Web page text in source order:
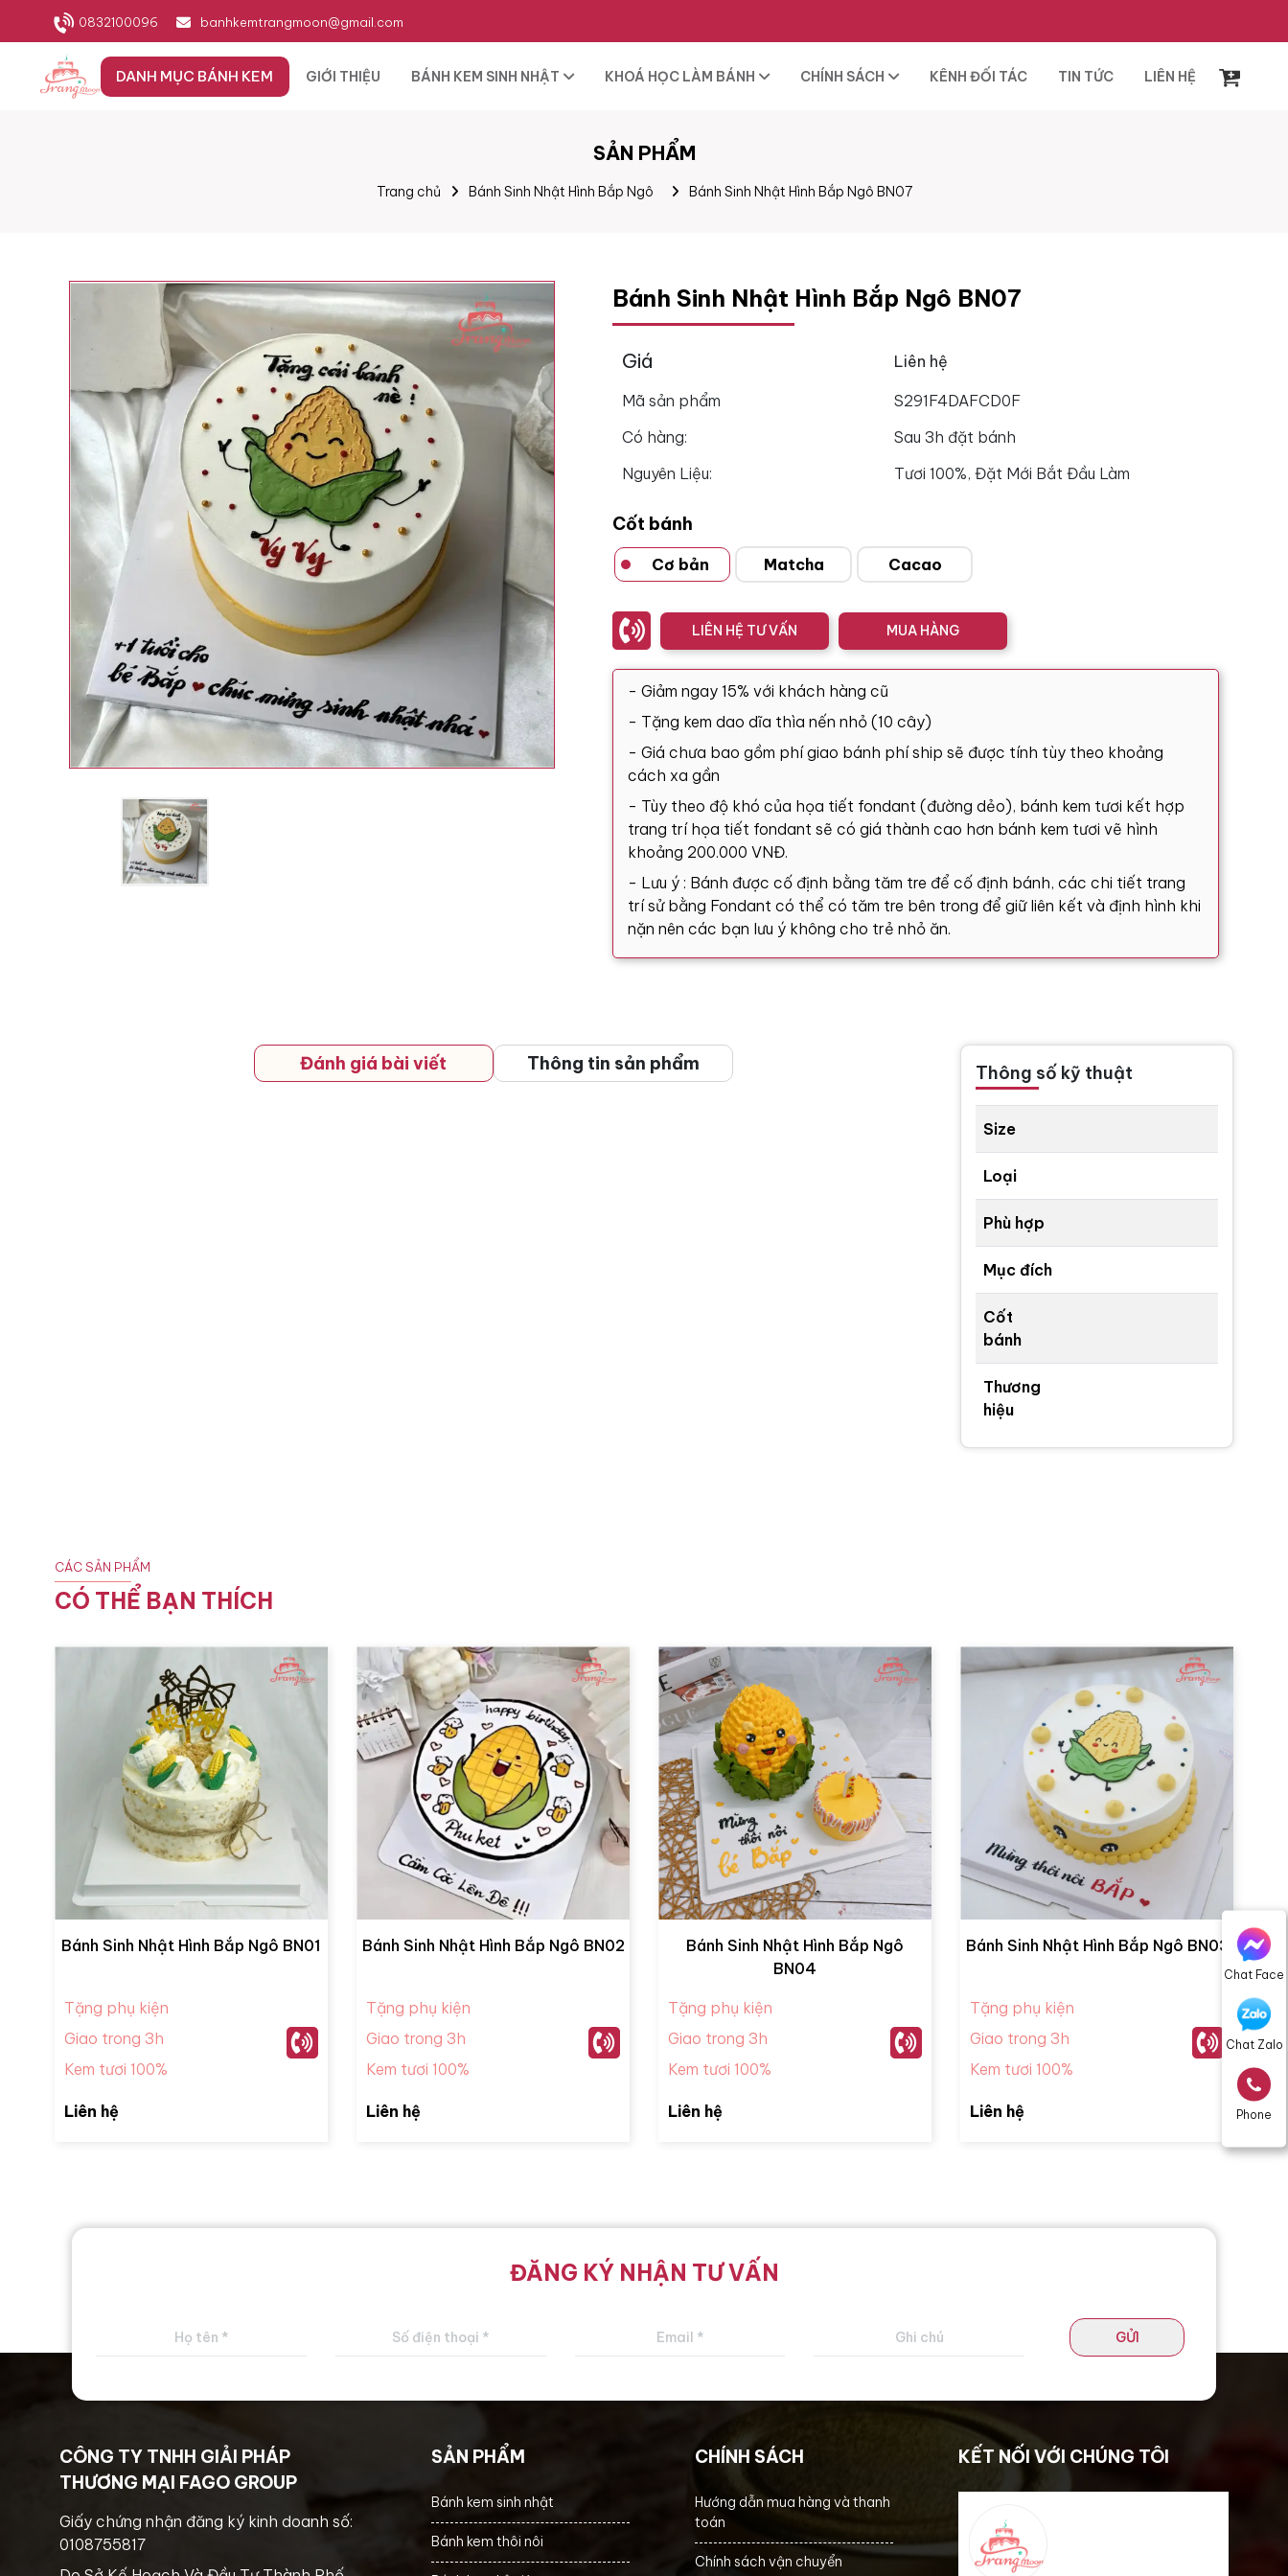
0832100096 banhkemtrangmoon@gmail.com
DANH MỤC BÁNH KEM GIỚI THIỆU BÁNH KEM SINH NHẬT KHOÁ HỌC LÀM BÁNH CHÍNH SÁCH KÊNH ĐỐI TÁC TIN TỨC LIÊN HỆ
Chat Face
Chat Zalo
Phone
SẢN PHẨM
Trang chủ Bánh Sinh Nhật Hình Bắp Ngô Bánh Sinh Nhật Hình Bắp Ngô BN07
Bánh Sinh Nhật Hình Bắp Ngô BN07
Giá Liên hệ
Mã sản phẩm
S291F4DAFCD0F
Có hàng:
Sau 3h đặt bánh
Nguyên Liệu:
Tươi 100%, Đặt Mới Bắt Đầu Làm
Cốt bánh
Cơ bản Matcha Cacao
LIÊN HỆ TƯ VẤN MUA HÀNG
- Giảm ngay 15% với khách hàng cũ
- Tặng kem dao dĩa thìa nến nhỏ (10 cây)
- Giá chưa bao gồm phí giao bánh phí ship sẽ được tính tùy theo khoảng
cách xa gần
- Tùy theo độ khó của họa tiết fondant (đường dẻo), bánh kem tươi kết hợp
trang trí họa tiết fondant sẽ có giá thành cao hơn bánh kem tươi vẽ hình
khoảng 200.000 VNĐ.
- Lưu ý : Bánh được cố định bằng tăm tre để cố định bánh, các chi tiết trang
trí sử bằng Fondant có thể có tăm tre bên trong để giữ liên kết và định hình khi
nặn nên các bạn lưu ý không cho trẻ nhỏ ăn.
Đánh giá bài viết Thông tin sản phẩm Thông số kỹ thuật
Size
Loại
Phù hợp
Mục đích
Cốt
bánh
Thương
hiệu
CÁC SẢN PHẨM
CÓ THỂ BẠN THÍCH
Bánh Sinh Nhật Hình Bắp Ngô BN01
Tặng phụ kiện
Giao trong 3h
Kem tươi 100%
Liên hệ
Bánh Sinh Nhật Hình Bắp Ngô BN02
Tặng phụ kiện
Giao trong 3h
Kem tươi 100%
Liên hệ
Bánh Sinh Nhật Hình Bắp Ngô
BN04
Tặng phụ kiện
Giao trong 3h
Kem tươi 100%
Liên hệ
Bánh Sinh Nhật Hình Bắp Ngô BN03
Tặng phụ kiện
Giao trong 3h
Kem tươi 100%
Liên hệ
ĐĂNG KÝ NHẬN TƯ VẤN
GỬI
CÔNG TY TNHH GIẢI PHÁP
THƯƠNG MẠI FAGO GROUP
Giấy chứng nhận đăng ký kinh doanh số:
0108755817
SẢN PHẨM
Bánh kem sinh nhật
Bánh kem thôi nôi
CHÍNH SÁCH
Hướng dẫn mua hàng và thanh
toán
Chính sách vận chuyển
KẾT NỐI VỚI CHÚNG TÔI